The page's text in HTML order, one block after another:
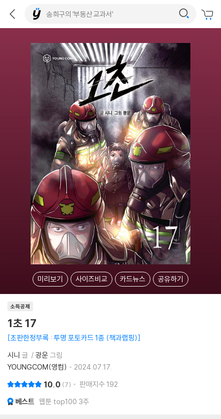
미리보기 사이즈비교 카드뉴스 공유하기
소득공제
1초 17
초판한정부록 : 투명 포토카드 1종 (책과랩핑)
시니 글 광운 그림
YOUNGCOM(영컴)
2024.07.17.
10.0 7 판매지수 192
베스트 웹툰 top100 3주